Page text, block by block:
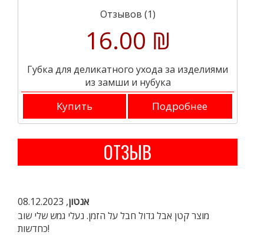
Отзывов (1)
16.00 ₪
Губка для деликатного ухода за изделиями
из замши и нубука
Купить Подробнее
ОТЗЫВ
אנטון,
08.12.2023
מוצר קטן אבל גדול חבל על הזמן. נעלי גמש שלי שוב
כחדשות!